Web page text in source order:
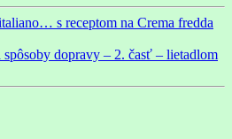
s receptom na Crema fredda
dopravy – 2. časť – lietadlom